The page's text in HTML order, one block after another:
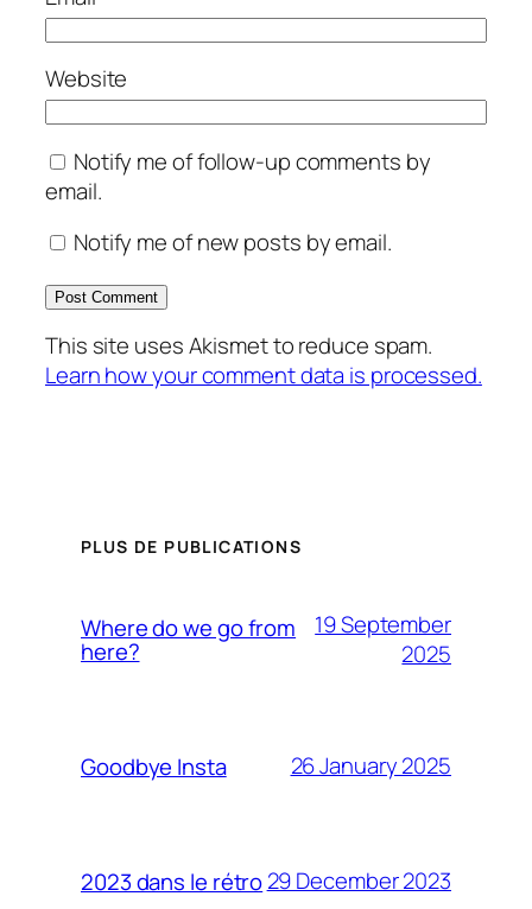
Website
Notify me of follow-up comments by
email.
Notify me of new posts by email.
This site uses Akismet to reduce spam.
Learn how your comment data is processed.
PLUS DE PUBLICATIONS
Where do we go from
here?
19 September
2025
Goodbye Insta 26 January 2025
2023 dans le rétro29 December 2023